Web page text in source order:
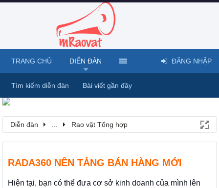
Diễn đàn Rao vặt Tổng hợp
RADA360 NỀN TẢNG BÁN HÀNG MỚI
Hiện tại, bạn có thể đưa cơ sở kinh doanh của mình lên
TRANG CHỦ DIỄN ĐÀN
Tìm kiếm diễn đàn Bài viết gần đây
ĐĂNG NHẬP